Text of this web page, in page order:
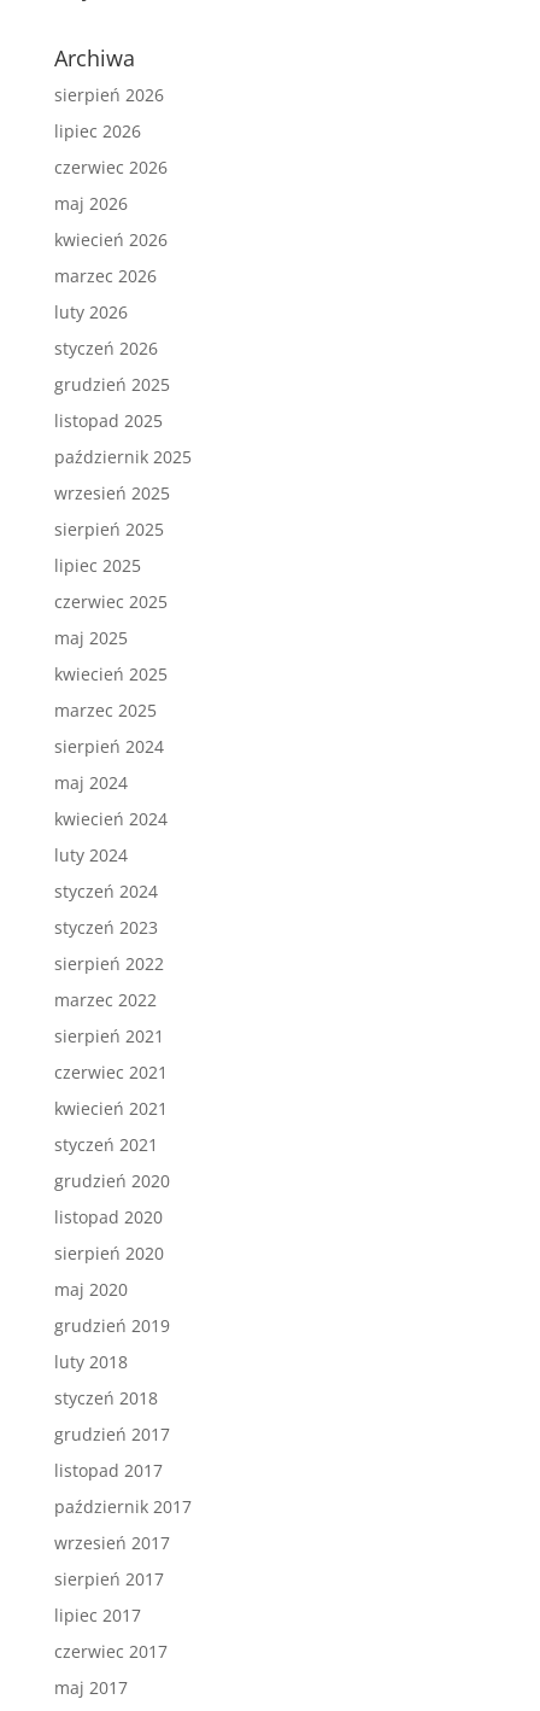
Archiwa
sierpień 2026
lipiec 2026
czerwiec 2026
maj 2026
kwiecień 2026
marzec 2026
luty 2026
styczeń 2026
grudzień 2025
listopad 2025
październik 2025
wrzesień 2025
sierpień 2025
lipiec 2025
czerwiec 2025
maj 2025
kwiecień 2025
marzec 2025
sierpień 2024
maj 2024
kwiecień 2024
luty 2024
styczeń 2024
styczeń 2023
sierpień 2022
marzec 2022
sierpień 2021
czerwiec 2021
kwiecień 2021
styczeń 2021
grudzień 2020
listopad 2020
sierpień 2020
maj 2020
grudzień 2019
luty 2018
styczeń 2018
grudzień 2017
listopad 2017
październik 2017
wrzesień 2017
sierpień 2017
lipiec 2017
czerwiec 2017
maj 2017